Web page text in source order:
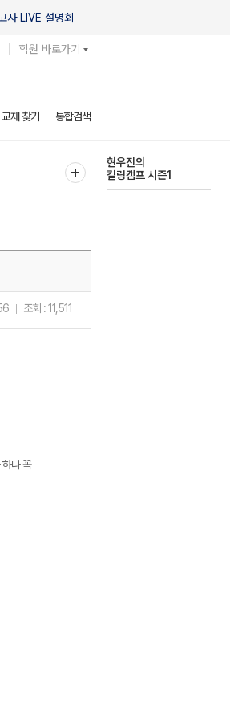
사 LIVE 설명회
학원 바로가기
재 찾기 통합검색
현우진의
킬링캠프 시즌1
조회 :11,511
나 꼭